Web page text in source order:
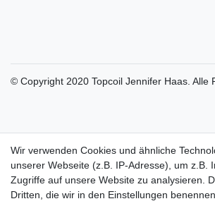
Wir verwenden Cookies und ähnliche
unserer Webseite (z.B. IP-Adresse), um
Zugriffe auf unsere Website zu analysieren.
Dritten, die wir in den Einstellungen benennen.
© Copyright 2020 Topcoil Jennifer Haas. Alle